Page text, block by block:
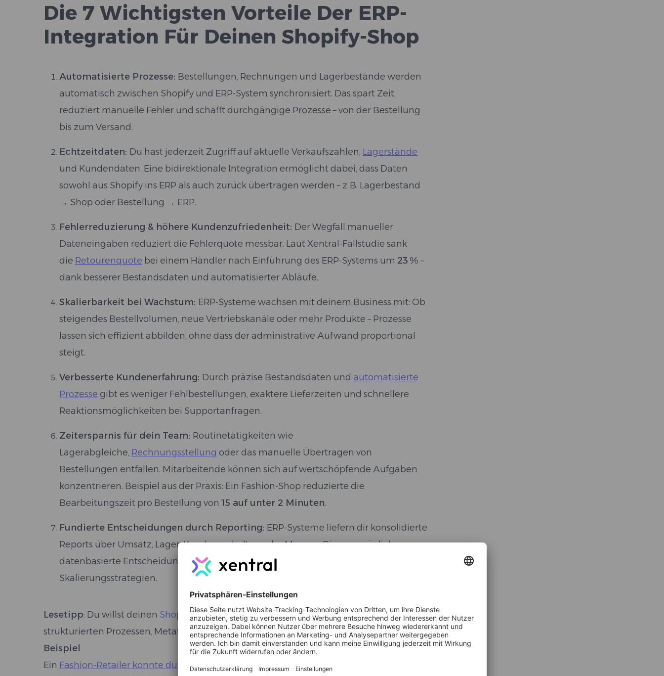
Die 7 Wichtigsten Vorteile Der ERP-
Integration Für Deinen Shopify-Shop
Automatisierte Prozesse: Bestellungen, Rechnungen und Lagerbestände werden
automatisch zwischen Shopify und ERP-System synchronisiert. Das spart Zeit,
reduziert manuelle Fehler und schafft durchgängige Prozesse – von der Bestellung
bis zum Versand.
Echtzeitdaten: Du hast jederzeit Zugriff auf aktuelle Verkaufszahlen, Lagerstände
und Kundendaten. Eine bidirektionale Integration ermöglicht dabei, dass Daten
sowohl aus Shopify ins ERP als auch zurück übertragen werden – z. B. Lagerbestand
→ Shop oder Bestellung → ERP.
Fehlerreduzierung & höhere Kundenzufriedenheit: Der Wegfall manueller
Dateneingaben reduziert die Fehlerquote messbar. Laut Xentral-Fallstudie sank
die Retourenquote bei einem Händler nach Einführung des ERP-Systems um 23 % –
dank besserer Bestandsdaten und automatisierter Abläufe.
Skalierbarkeit bei Wachstum: ERP-Systeme wachsen mit deinem Business mit: Ob
steigendes Bestellvolumen, neue Vertriebskanäle oder mehr Produkte – Prozesse
lassen sich effizient abbilden, ohne dass der administrative Aufwand proportional
steigt.
Verbesserte Kundenerfahrung: Durch präzise Bestandsdaten und automatisierte
Prozesse gibt es weniger Fehlbestellungen, exaktere Lieferzeiten und schnellere
Reaktionsmöglichkeiten bei Supportanfragen.
Zeitersparnis für dein Team: Routinetätigkeiten wie
Lagerabgleiche, Rechnungsstellung oder das manuelle Übertragen von
Bestellungen entfallen. Mitarbeitende können sich auf wertschöpfende Aufgaben
konzentrieren. Beispiel aus der Praxis: Ein Fashion-Shop reduzierte die
Bearbeitungszeit pro Bestellung von 15 auf unter 2 Minuten.
Fundierte Entscheidungen durch Reporting: ERP-Systeme liefern dir konsolidierte
Reports über Umsatz, Lager, Kundenverhalten oder Margen. Diese ermöglichen
datenbasierte Entscheidungen – z. B. bei Sortimentsplanung, Marketing oder
Skalierungsstrategien.
Lesetipp: Du willst deinen Shopify-Shop skalieren? So gelingt Wachstum mit
strukturierten Prozessen, Metafeldern und zentralem ERP.
Beispiel
Ein Fashion-Retailer konnte durch die ERP-Integrationdie Bearbeitungszeit pro